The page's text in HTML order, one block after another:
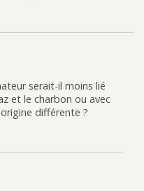
serait-il moins lié
et le charbon ou avec
origine différente ?